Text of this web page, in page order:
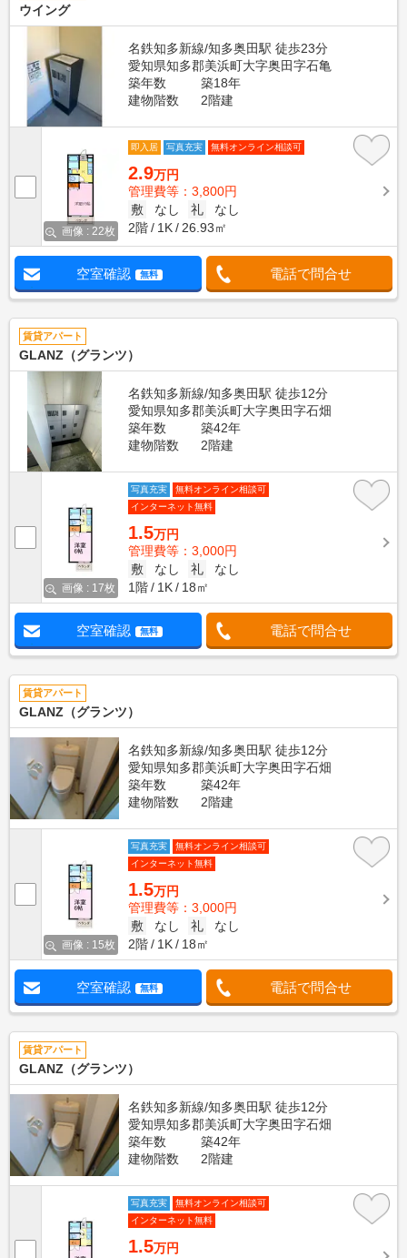
ウイング
名鉄知多新線/知多奥田駅 徒歩23分
愛知県知多郡美浜町大字奥田字石亀
築年数
築18年
建物階数
2階建
画像 : 22枚
即入居 写真充実 無料オンライン相談可
2.9万円
管理費等：3,800円
敷
なし 礼
なし
2階
1K 26.93㎡
空室確認 無料 電話で問合せ
賃貸アパート
GLANZ（グランツ）
名鉄知多新線/知多奥田駅 徒歩12分
愛知県知多郡美浜町大字奥田字石畑
築年数
築42年
建物階数
2階建
画像 : 17枚
写真充実
無料オンライン相談可
インターネット無料
1.5万円
管理費等：3,000円
敷
なし 礼
なし
1階
1K 18㎡
空室確認 無料 電話で問合せ
賃貸アパート
GLANZ（グランツ）
名鉄知多新線/知多奥田駅 徒歩12分
愛知県知多郡美浜町大字奥田字石畑
築年数
築42年
建物階数
2階建
画像 : 15枚
写真充実
無料オンライン相談可
インターネット無料
1.5万円
管理費等：3,000円
敷
なし 礼
なし
2階
1K 18㎡
空室確認 無料 電話で問合せ
賃貸アパート
GLANZ（グランツ）
名鉄知多新線/知多奥田駅 徒歩12分
愛知県知多郡美浜町大字奥田字石畑
築年数
築42年
建物階数
2階建
写真充実
無料オンライン相談可
インターネット無料
1.5万円